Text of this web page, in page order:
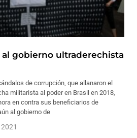
gobierno ultraderechista
de corrupción, que allanaron el
militarista al poder en Brasil en 2018,
en contra sus beneficiarios de
al gobierno de